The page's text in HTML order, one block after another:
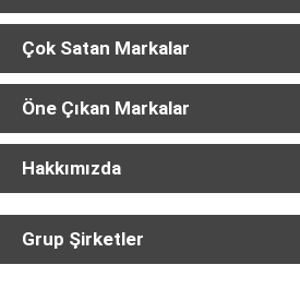
Çok Satan Markalar
Öne Çıkan Markalar
Hakkımızda
Grup Şirketler